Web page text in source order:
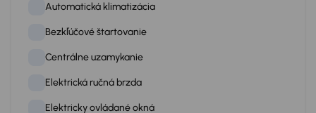
Automatická klimatizácia
Bezkľúčové štartovanie
Centrálne uzamykanie
Elektrická ručná brzda
Elektricky ovládané okná